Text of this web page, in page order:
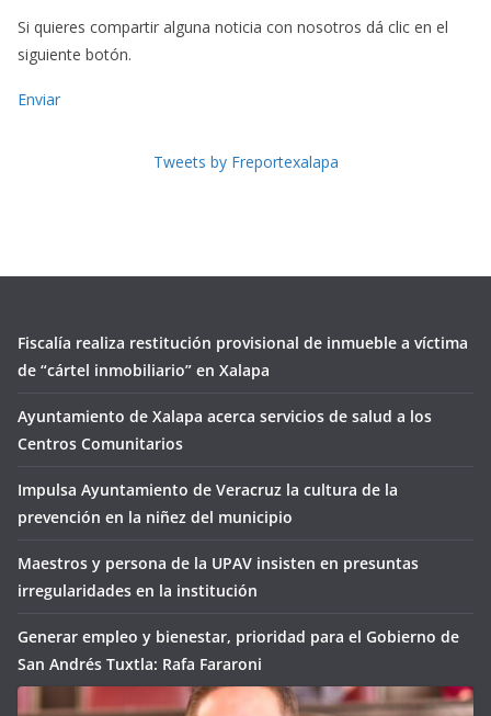
Si quieres compartir alguna noticia con nosotros dá clic en el
siguiente botón.
Enviar
Tweets by Freportexalapa
Fiscalía realiza restitución provisional de inmueble a víctima
de “cártel inmobiliario” en Xalapa
Ayuntamiento de Xalapa acerca servicios de salud a los
Centros Comunitarios
Impulsa Ayuntamiento de Veracruz la cultura de la
prevención en la niñez del municipio
Maestros y persona de la UPAV insisten en presuntas
irregularidades en la institución
Generar empleo y bienestar, prioridad para el Gobierno de
San Andrés Tuxtla: Rafa Fararoni